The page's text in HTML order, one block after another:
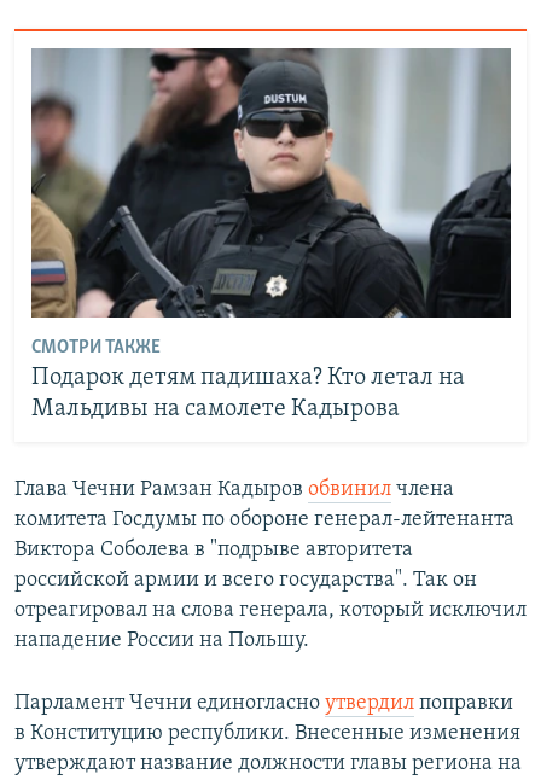
СМОТРИ ТАКЖЕ
Подарок детям падишаха? Кто летал на
Мальдивы на самолете Кадырова
Глава Чечни Рамзан Кадыров обвинил члена
комитета Госдумы по обороне генерал-лейтенанта
Виктора Соболева в "подрыве авторитета
российской армии и всего государства". Так он
отреагировал на слова генерала, который исключил
нападение России на Польшу.
Парламент Чечни единогласно утвердил поправки
в Конституцию республики. Внесенные изменения
утверждают название должности главы региона на